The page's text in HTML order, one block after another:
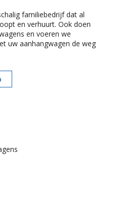
familiebedrijf dat al
en verhuurt. Ook doen
en voeren we
uw aanhangwagen de weg